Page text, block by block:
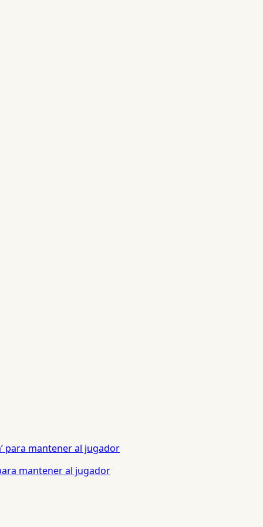
mantener al jugador